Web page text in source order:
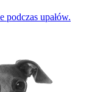
upałów.